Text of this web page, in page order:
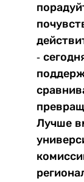
-
Лучше